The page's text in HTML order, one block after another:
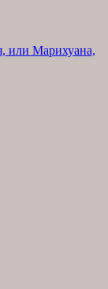
или Марихуана,